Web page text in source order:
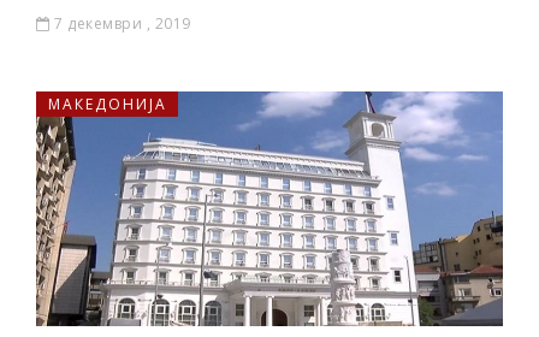
7 декември , 2019
МАКЕДОНИЈА